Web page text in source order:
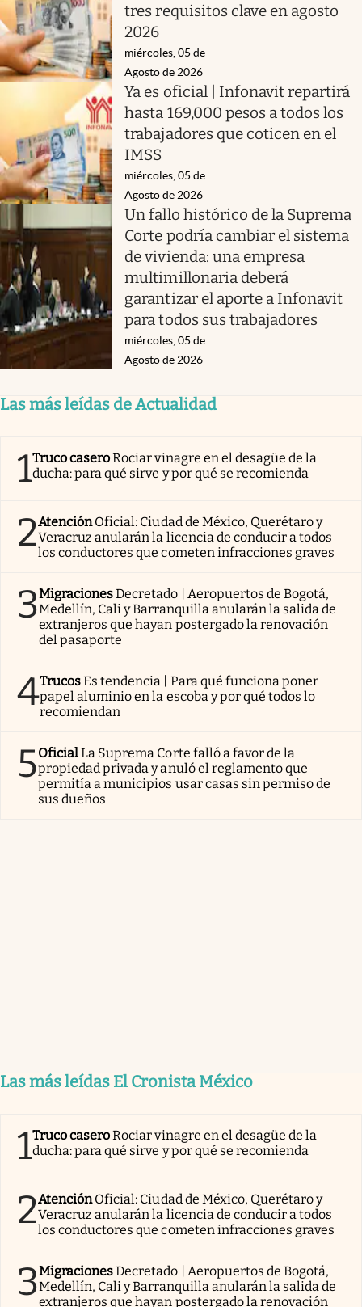
tres requisitos clave en agosto
2026
miércoles, 05 de
Agosto de 2026
Ya es oficial | Infonavit repartirá
hasta 169,000 pesos a todos los
trabajadores que coticen en el
IMSS
miércoles, 05 de
Agosto de 2026
Un fallo histórico de la Suprema
Corte podría cambiar el sistema
de vivienda: una empresa
multimillonaria deberá
garantizar el aporte a Infonavit
para todos sus trabajadores
miércoles, 05 de
Agosto de 2026
Las más leídas de Actualidad
1Truco caseroRociar vinagre en el desagüe de la
ducha: para qué sirve y por qué se recomienda
2AtenciónOficial: Ciudad de México, Querétaro y
Veracruz anularán la licencia de conducir a todos
los conductores que cometen infracciones graves
3MigracionesDecretado | Aeropuertos de Bogotá,
Medellín, Cali y Barranquilla anularán la salida de
extranjeros que hayan postergado la renovación
del pasaporte
4TrucosEs tendencia | Para qué funciona poner
papel aluminio en la escoba y por qué todos lo
recomiendan
5OficialLa Suprema Corte falló a favor de la
propiedad privada y anuló el reglamento que
permitía a municipios usar casas sin permiso de
sus dueños
Las más leídas El Cronista México
1Truco caseroRociar vinagre en el desagüe de la
ducha: para qué sirve y por qué se recomienda
2AtenciónOficial: Ciudad de México, Querétaro y
Veracruz anularán la licencia de conducir a todos
los conductores que cometen infracciones graves
3MigracionesDecretado | Aeropuertos de Bogotá,
Medellín, Cali y Barranquilla anularán la salida de
extranjeros que hayan postergado la renovación